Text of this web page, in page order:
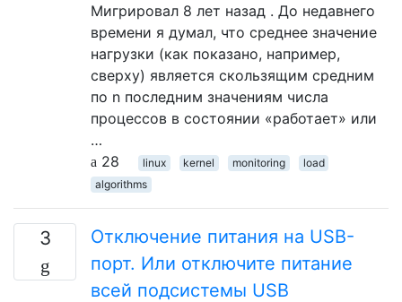
Мигрировал 8 лет назад . До недавнего
времени я думал, что среднее значение
нагрузки (как показано, например,
сверху) является скользящим средним
по n последним значениям числа
процессов в состоянии «работает» или
…
28
linux kernel monitoring
load
algorithms
3
Отключение питания на USB-
порт. Или отключите питание
всей подсистемы USB